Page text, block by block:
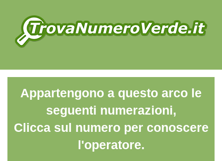
Appartengono a questo arco le
seguenti numerazioni,
Clicca sul numero per conoscere
l'operatore.